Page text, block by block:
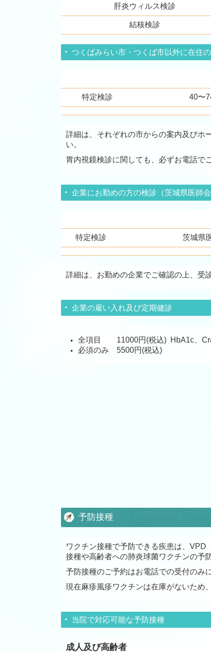
肝炎ウィルス検診
結核検診
つくばみらい市・つくば市以外に在住
特定検診 40〜
詳細は、それぞれの市からの案内及びホ
い。
胃内視鏡検診に関しても、必ずお電話で
企業にお勤めの方の検診（茨城県医師会
特定検診 茨城県
詳細は、お勤めの企業でご確認の上、受
企業の雇い入れ及び定期健診
全項目 11000円(税込) HbA1c、Cr
必須のみ 5500円 (税込)
予防接種
ワクチン接種で予防できる疾患は、
接種や高齢者への肺炎球菌ワクチンの予
予防接種のご予約はお電話での受付のみ
現在麻疹風疹ワクチンは在庫がないため
当院で対応可能な予防接種
成人及び高齢者